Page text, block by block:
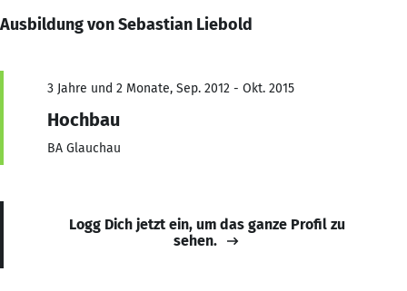
Ausbildung von Sebastian Liebold
3 Jahre und 2 Monate, Sep. 2012 - Okt. 2015
Hochbau
BA Glauchau
Logg Dich jetzt ein, um das ganze Profil zu
sehen.